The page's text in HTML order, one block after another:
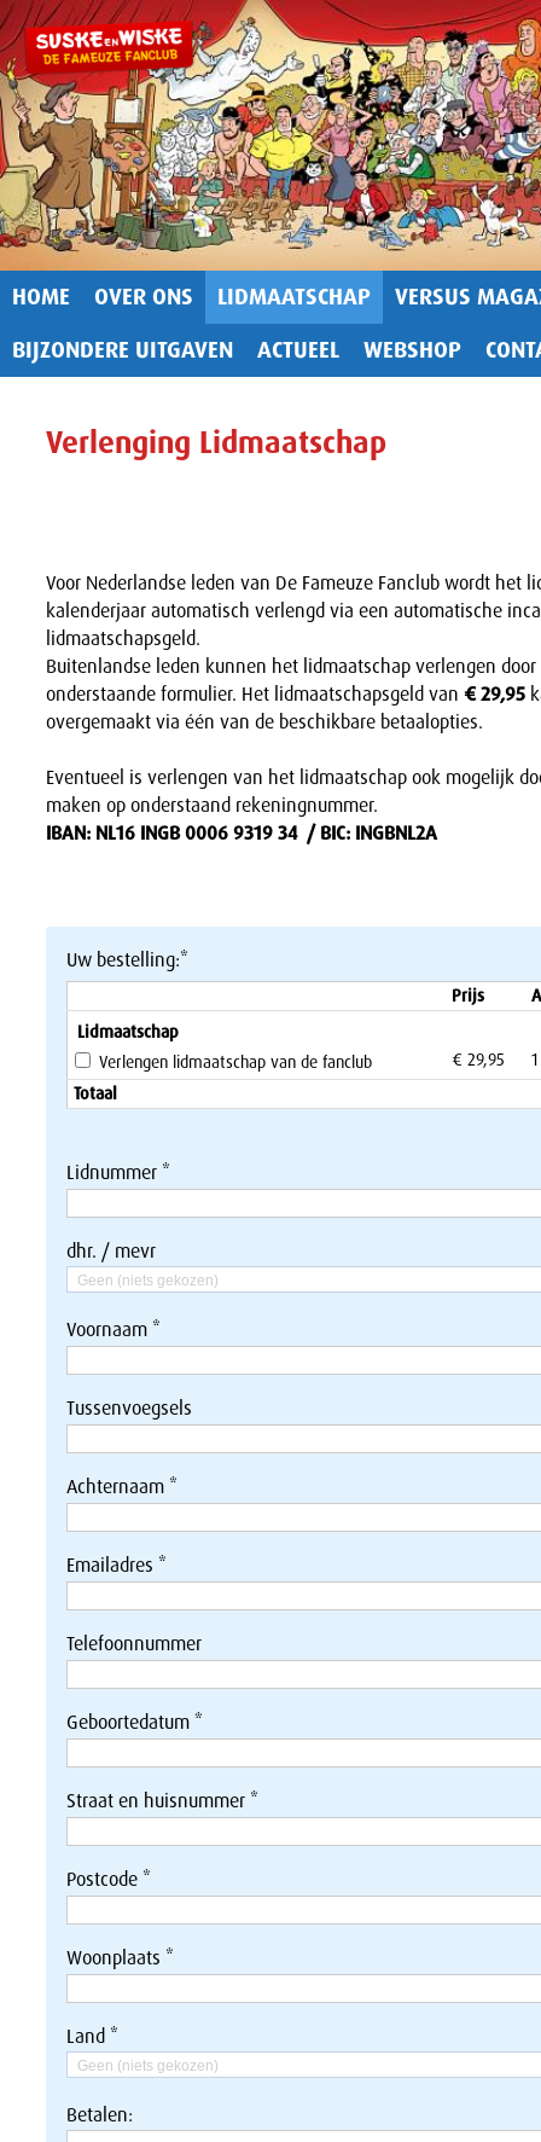
HOME OVER ONS LIDMAATSCHAP
VERSUS
BIJZONDERE UITGAVEN
ACTUEEL WEBSHOP
Verlenging Lidmaatschap
Voor Nederlandse leden van De Fameuze Fanclub wordt het
kalenderjaar automatisch verlengd via een automatische
lidmaatschapsgeld.
Buitenlandse leden kunnen het lidmaatschap verlengen
onderstaande formulier. Het lidmaatschapsgeld van € 29,95
overgemaakt via één van de beschikbare betaalopties.
Eventueel is verlengen van het lidmaatschap ook mogelijk
maken op onderstaand rekeningnummer.
IBAN: NL16 INGB 0006 9319 34 / BIC: INGBNL2A
Uw bestelling:*
Prijs
Lidmaatschap
Verlengen lidmaatschap van de fanclub
€ 29,95
1
Totaal
Lidnummer *
dhr. / mevr
Geen (niets gekozen)
Voornaam *
Tussenvoegsels
Achternaam *
Emailadres *
Telefoonnummer
Geboortedatum *
Straat en huisnummer *
Postcode *
Woonplaats *
Land *
Geen (niets gekozen)
Betalen: